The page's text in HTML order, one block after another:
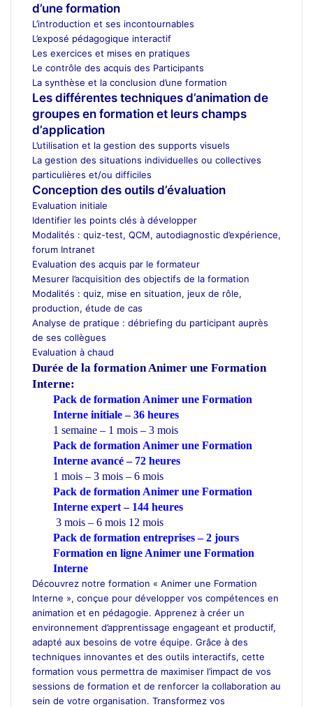
d’une formation
L’introduction et ses incontournables
L’exposé pédagogique interactif
Les exercices et mises en pratiques
Le contrôle des acquis des Participants
La synthèse et la conclusion d’une formation
Les différentes techniques d’animation de
groupes en formation et leurs champs
d’application
L’utilisation et la gestion des supports visuels
La gestion des situations individuelles ou collectives
particulières et/ou difficiles
Conception des outils d’évaluation
Evaluation initiale
Identifier les points clés à développer
Modalités : quiz-test, QCM, autodiagnostic d’expérience,
forum Intranet
Evaluation des acquis par le formateur
Mesurer l’acquisition des objectifs de la formation
Modalités : quiz, mise en situation, jeux de rôle,
production, étude de cas
Analyse de pratique : débriefing du participant auprès
de ses collègues
Evaluation à chaud
Durée de la formation Animer une Formation
Interne:
Pack de formation Animer une Formation
Interne initiale – 36 heures
1 semaine – 1 mois – 3 mois
Pack de formation Animer une Formation
Interne avancé – 72 heures
1 mois – 3 mois – 6 mois
Pack de formation Animer une Formation
Interne expert – 144 heures
3 mois – 6 mois 12 mois
Pack de formation entreprises– 2 jours
Formation en ligne Animer une Formation
Interne
Découvrez notre formation « Animer une Formation
Interne », conçue pour développer vos compétences en
animation et en pédagogie. Apprenez à créer un
environnement d’apprentissage engageant et productif,
adapté aux besoins de votre équipe. Grâce à des
techniques innovantes et des outils interactifs, cette
formation vous permettra de maximiser l’impact de vos
sessions de formation et de renforcer la collaboration au
sein de votre organisation. Transformez vos